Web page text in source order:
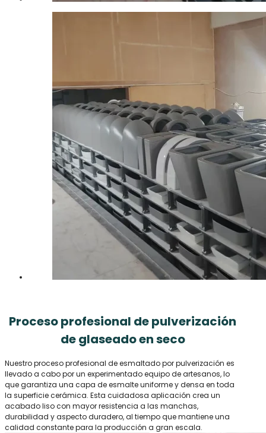
Proceso profesional de pulverización
de glaseado en seco
Nuestro proceso profesional de esmaltado por pulverización es
llevado a cabo por un experimentado equipo de artesanos, lo
que garantiza una capa de esmalte uniforme y densa en toda
la superficie cerámica. Esta cuidadosa aplicación crea un
acabado liso con mayor resistencia a las manchas,
durabilidad y aspecto duradero, al tiempo que mantiene una
calidad constante para la producción a gran escala.